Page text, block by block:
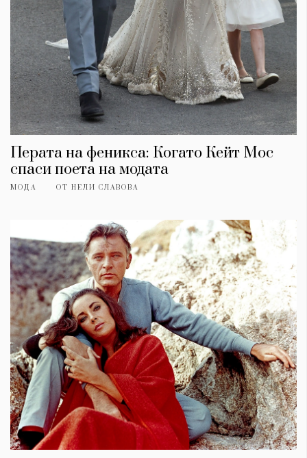
Перата на феникса: Когато Кейт Мос
спаси поета на модата
МОДА ОТ НЕЛИ СЛАВОВА